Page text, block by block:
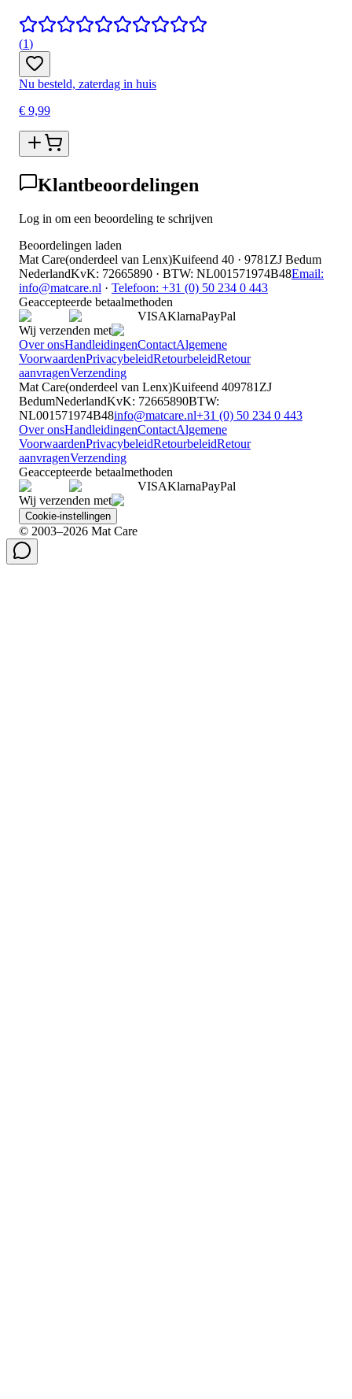
(1)
Nu besteld, zaterdag in huis
€ 9,99
Klantbeoordelingen
Log in om een beoordeling te schrijven
Beoordelingen laden
Mat Care(onderdeel van Lenx)Kuifeend 40 · 9781ZJ Bedum
NederlandKvK: 72665890 · BTW: NL001571974B48Email:
info@matcare.nl · Telefoon: +31 (0) 50 234 0 443
Geaccepteerde betaalmethoden
VISAKlarnaPayPal
Wij verzenden met
Over onsHandleidingenContactAlgemene
VoorwaardenPrivacybeleidRetourbeleidRetour
aanvragenVerzending
Mat Care(onderdeel van Lenx)Kuifeend 409781ZJ
BedumNederlandKvK: 72665890BTW:
NL001571974B48info@matcare.nl+31 (0) 50 234 0 443
Over onsHandleidingenContactAlgemene
VoorwaardenPrivacybeleidRetourbeleidRetour
aanvragenVerzending
Geaccepteerde betaalmethoden
VISAKlarnaPayPal
Wij verzenden met
Cookie-instellingen
© 2003–2026 Mat Care